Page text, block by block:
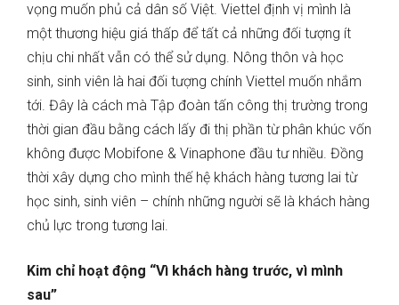
vọng muốn phủ cả dân số Việt. Viettel định vị mình là
một thương hiệu giá thấp để tất cả những đối tượng ít
chịu chi nhất vẫn có thể sử dụng. Nông thôn và học
sinh, sinh viên là hai đối tượng chính Viettel muốn nhắm
tới. Đây là cách mà Tập đoàn tấn công thị trường trong
thời gian đầu bằng cách lấy đi thị phần từ phân khúc vốn
không được Mobifone & Vinaphone đầu tư nhiều. Đồng
thời xây dựng cho mình thế hệ khách hàng tương lai từ
học sinh, sinh viên – chính những người sẽ là khách hàng
chủ lực trong tương lai.
Kim chỉ hoạt động “Vì khách hàng trước, vì mình
sau”